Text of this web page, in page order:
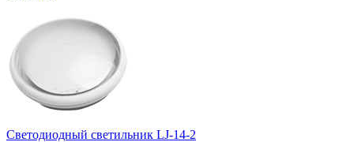
Светодиодный светильник LJ-14-2